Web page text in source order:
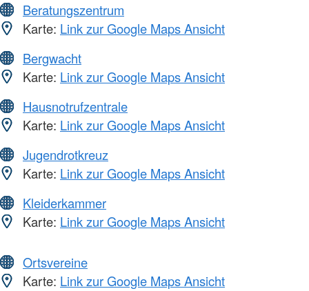
Beratungszentrum
Karte: Link zur Google Maps Ansicht
Bergwacht
Karte: Link zur Google Maps Ansicht
Hausnotrufzentrale
Karte: Link zur Google Maps Ansicht
Jugendrotkreuz
Karte: Link zur Google Maps Ansicht
Kleiderkammer
Karte: Link zur Google Maps Ansicht
Ortsvereine
Karte: Link zur Google Maps Ansicht